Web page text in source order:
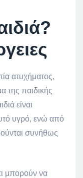
ατυχήματος,
της παιδικής
είναι
υγρό, ενώ από
συνήθως
μπορούν να